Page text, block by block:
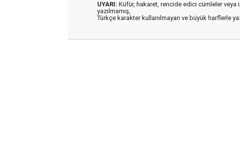
UYARI: Küfür, hakaret, rencide edici cümleler veya
yazılmamış,
Türkçe karakter kullanılmayan ve büyük harflerle